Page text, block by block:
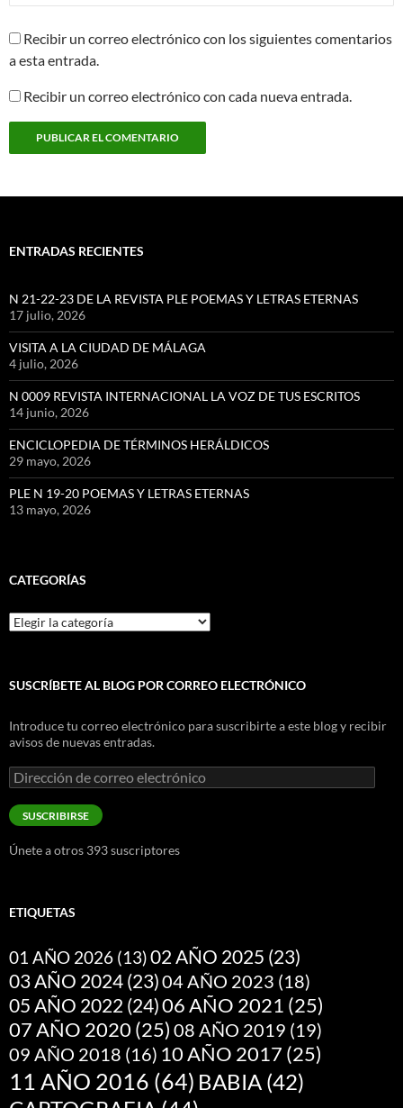
Recibir un correo electrónico con los siguientes comentarios
a esta entrada.
Recibir un correo electrónico con cada nueva entrada.
ENTRADAS RECIENTES
N 21-22-23 DE LA REVISTA PLE POEMAS Y LETRAS ETERNAS
17 julio, 2026
VISITA A LA CIUDAD DE MÁLAGA
4 julio, 2026
N 0009 REVISTA INTERNACIONAL LA VOZ DE TUS ESCRITOS
14 junio, 2026
ENCICLOPEDIA DE TÉRMINOS HERÁLDICOS
29 mayo, 2026
PLE N 19-20 POEMAS Y LETRAS ETERNAS
13 mayo, 2026
CATEGORÍAS
Categorías
SUSCRÍBETE AL BLOG POR CORREO ELECTRÓNICO
Introduce tu correo electrónico para suscribirte a este blog y recibir
avisos de nuevas entradas.
Dirección
de
correo
electrónico
SUSCRIBIRSE
Únete a otros 393 suscriptores
ETIQUETAS
01 AÑO 2026 (13)02 AÑO 2025 (23)
03 AÑO 2024(23)04 AÑO 2023 (18)
05 AÑO 2022(24)06 AÑO 2021 (25)
07 AÑO 2020 (25) 08 AÑO 2019 (19)
09 AÑO 2018 (16) 10 AÑO 2017 (25)
11 AÑO 2016 (64) BABIA (42)